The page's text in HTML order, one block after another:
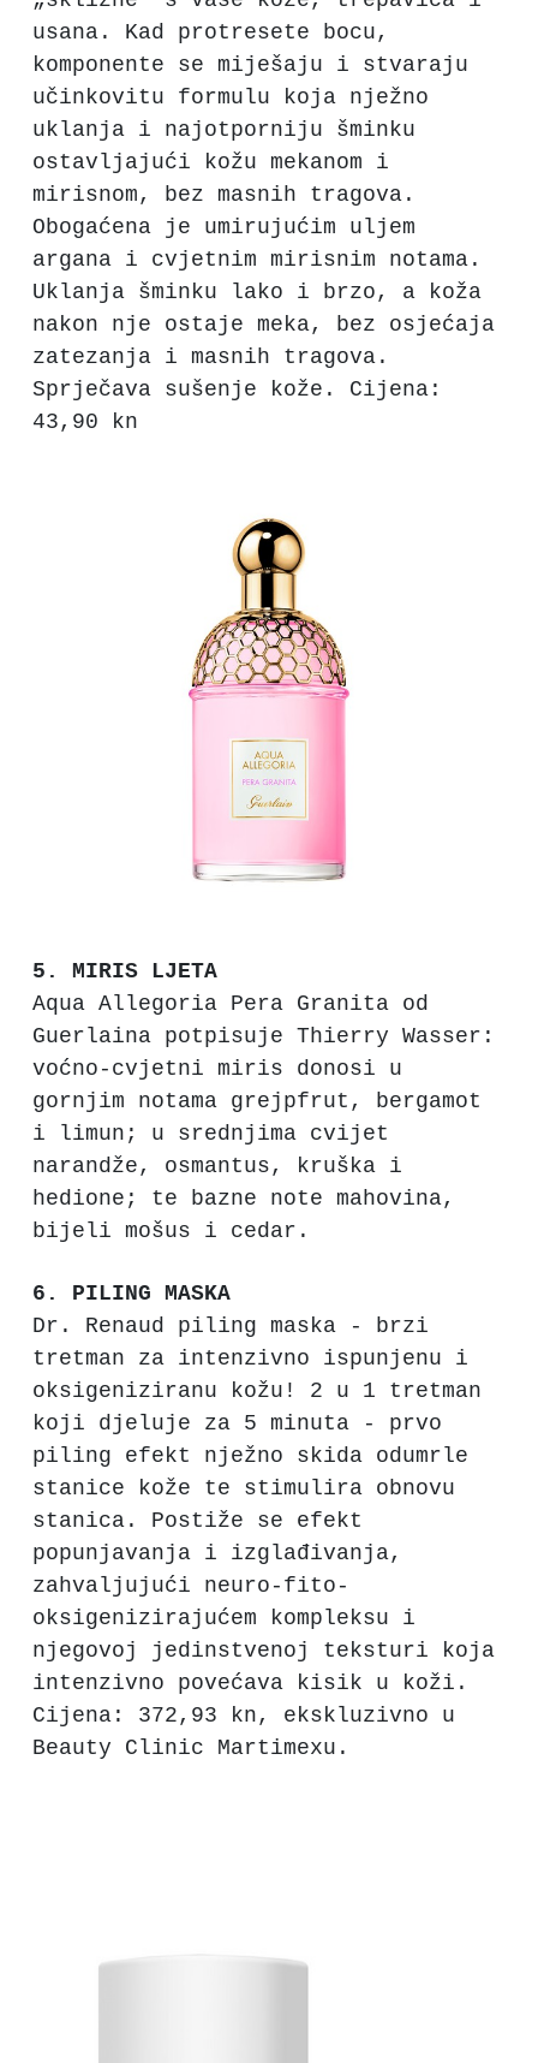
usana. Kad protresete bocu,
komponente se miješaju i stvaraju
učinkovitu formulu koja nježno
uklanja i najotporniju šminku
ostavljajući kožu mekanom i
mirisnom, bez masnih tragova.
Obogaćena je umirujućim uljem
argana i cvjetnim mirisnim notama.
Uklanja šminku lako i brzo, a koža
nakon nje ostaje meka, bez osjećaja
zatezanja i masnih tragova.
Sprječava sušenje kože. Cijena:
43,90 kn
5. MIRIS LJETA
Aqua Allegoria Pera Granita od
Guerlaina potpisuje Thierry Wasser:
voćno-cvjetni miris donosi u
gornjim notama grejpfrut, bergamot
i limun; u srednjima cvijet
narandže, osmantus, kruška i
hedione; te bazne note mahovina,
bijeli mošus i cedar.
6. PILING MASKA
Dr. Renaud piling maska - brzi
tretman za intenzivno ispunjenu i
oksigeniziranu kožu! 2 u 1 tretman
koji djeluje za 5 minuta - prvo
piling efekt nježno skida odumrle
stanice kože te stimulira obnovu
stanica. Postiže se efekt
popunjavanja i izglađivanja,
zahvaljujući neuro-fito-
oksigenizirajućem kompleksu i
njegovoj jedinstvenoj teksturi koja
intenzivno povećava kisik u koži.
Cijena: 372,93 kn, ekskluzivno u
Beauty Clinic Martimexu.